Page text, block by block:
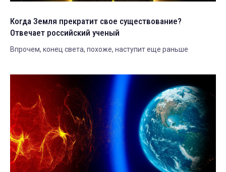
Когда Земля прекратит свое существование?
Отвечает российский ученый
Впрочем, конец света, похоже, наступит еще раньше